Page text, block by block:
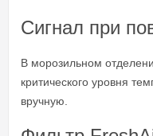
Сигнал при
В морозильном
критического уровня
вручную.